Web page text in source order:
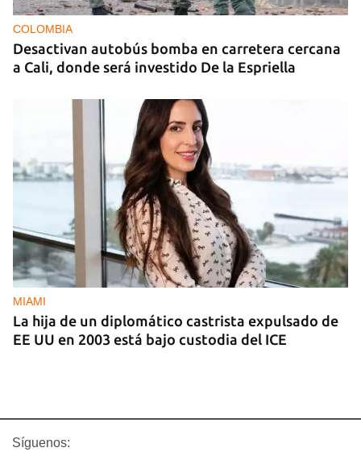
COLOMBIA
Desactivan autobús bomba en carretera cercana
a Cali, donde será investido De la Espriella
MIAMI
La hija de un diplomático castrista expulsado de
EE UU en 2003 está bajo custodia del ICE
Síguenos: